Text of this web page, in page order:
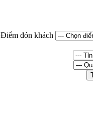
Điểm đón khách